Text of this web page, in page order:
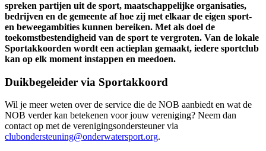
spreken partijen uit de sport, maatschappelijke organisaties,
bedrijven en de gemeente af hoe zij met elkaar de eigen sport-
en beweegambities kunnen bereiken. Met als doel de
toekomstbestendigheid van de sport te vergroten. Van de lokale
Sportakkoorden wordt een actieplan gemaakt, iedere sportclub
kan op elk moment instappen en meedoen.
Duikbegeleider via Sportakkoord
Wil je meer weten over de service die de NOB aanbiedt en wat de
NOB verder kan betekenen voor jouw vereniging? Neem dan
contact op met de verenigingsondersteuner via
clubondersteuning@onderwatersport.org.